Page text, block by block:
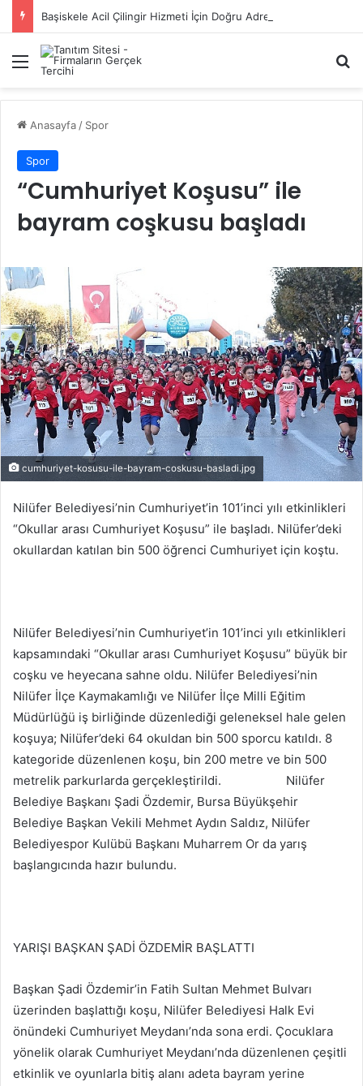
Başiskele Acil Çilingir Hizmeti İçin Doğru Adres Neresi?
Menü
Anasayfa / Spor
Spor
“Cumhuriyet Koşusu” ile
bayram coşkusu başladı
cumhuriyet-kosusu-ile-bayram-coskusu-basladi.jpg
Nilüfer Belediyesi’nin Cumhuriyet’in 101’inci yılı etkinlikleri
“Okullar arası Cumhuriyet Koşusu” ile başladı. Nilüfer’deki
okullardan katılan bin 500 öğrenci Cumhuriyet için koştu.
Nilüfer Belediyesi’nin Cumhuriyet’in 101’inci yılı etkinlikleri
kapsamındaki “Okullar arası Cumhuriyet Koşusu” büyük bir
coşku ve heyecana sahne oldu. Nilüfer Belediyesi’nin
Nilüfer İlçe Kaymakamlığı ve Nilüfer İlçe Milli Eğitim
Müdürlüğü iş birliğinde düzenlediği geleneksel hale gelen
koşuya; Nilüfer’deki 64 okuldan bin 500 sporcu katıldı. 8
kategoride düzenlenen koşu, bin 200 metre ve bin 500
metrelik parkurlarda gerçekleştirildi. Nilüfer
Belediye Başkanı Şadi Özdemir, Bursa Büyükşehir
Belediye Başkan Vekili Mehmet Aydın Saldız, Nilüfer
Belediyespor Kulübü Başkanı Muharrem Or da yarış
başlangıcında hazır bulundu.
YARIŞI BAŞKAN ŞADİ ÖZDEMİR BAŞLATTI
Başkan Şadi Özdemir’in Fatih Sultan Mehmet Bulvarı
üzerinden başlattığı koşu, Nilüfer Belediyesi Halk Evi
önündeki Cumhuriyet Meydanı’nda sona erdi. Çocuklara
yönelik olarak Cumhuriyet Meydanı’nda düzenlenen çeşitli
etkinlik ve oyunlarla bitiş alanı adeta bayram yerine